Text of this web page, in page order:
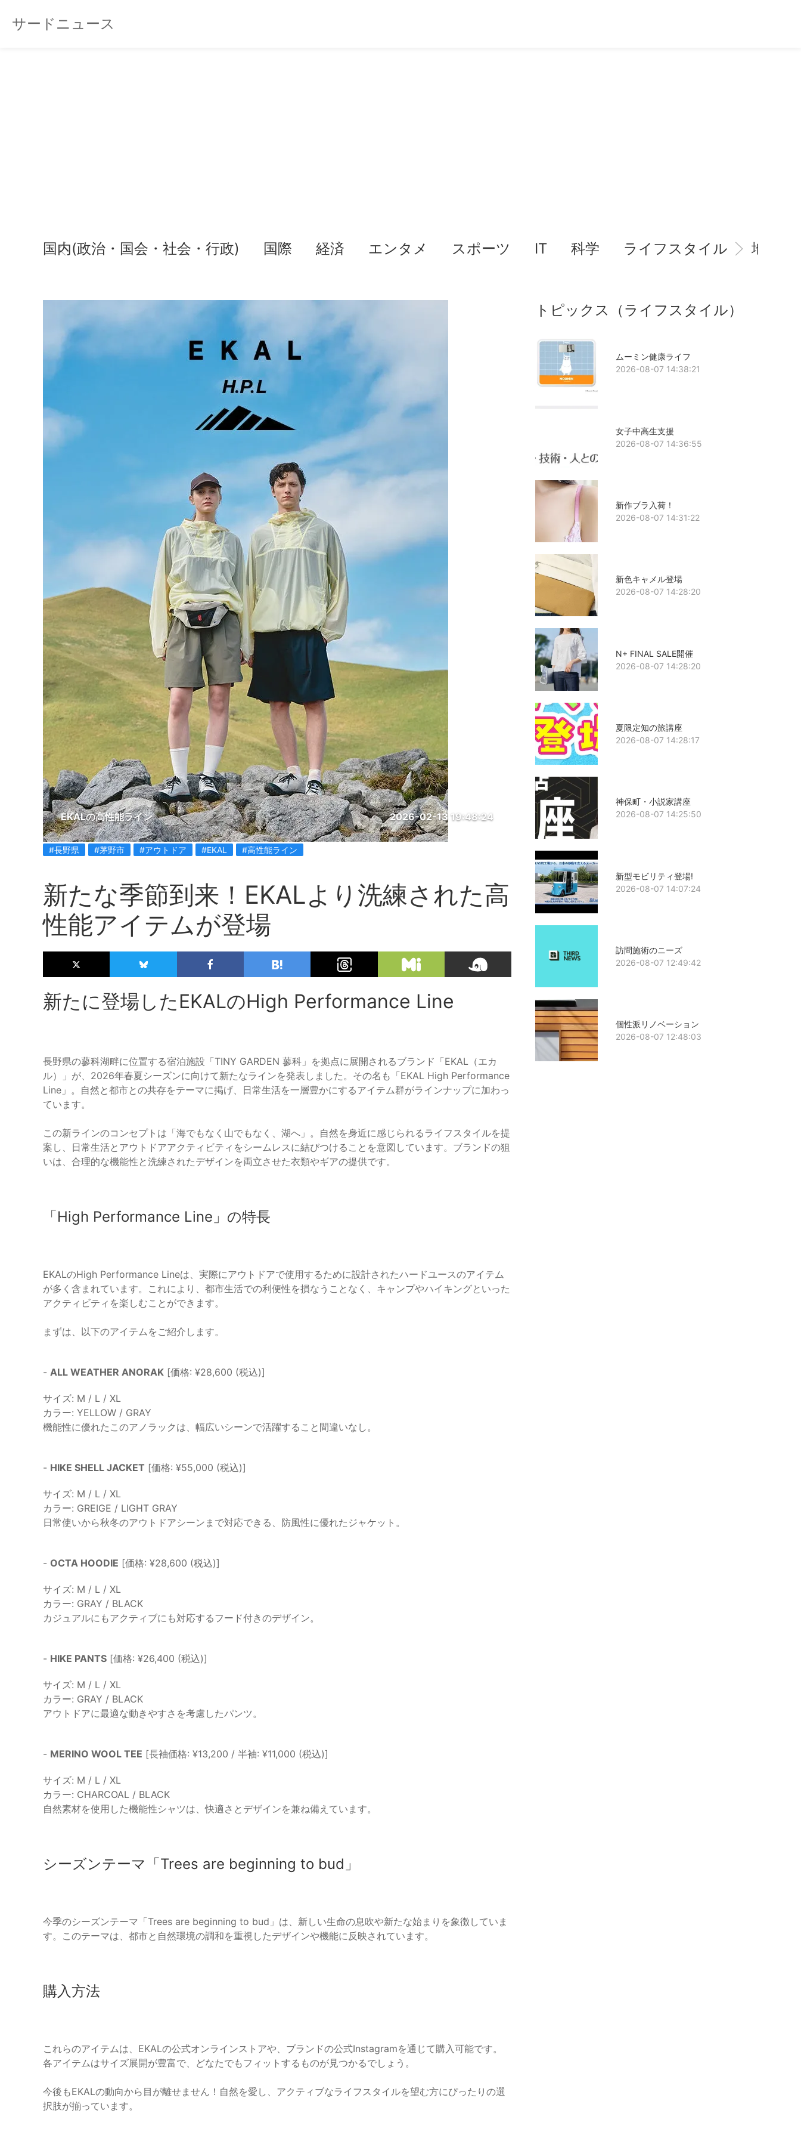
サードニュース
国内(政治・国会・社会・行政) 国際 経済 エンタメ スポーツ IT 科学 ライフスタイル 地域情
EKALの高性能ライン 2026-02-13 19:48:24
#長野県 #茅野市 #アウトドア #EKAL #高性能ライン
新たな季節到来！EKALより洗練された高
性能アイテムが登場
新たに登場したEKALのHigh Performance Line
長野県の蓼科湖畔に位置する宿泊施設「TINY GARDEN 蓼科」を拠点に展開されるブランド「EKAL（エカ
ル）」が、2026年春夏シーズンに向けて新たなラインを発表しました。その名も「EKAL High Performance
Line」。自然と都市との共存をテーマに掲げ、日常生活を一層豊かにするアイテム群がラインナップに加わっ
ています。
この新ラインのコンセプトは「海でもなく山でもなく、湖へ」。自然を身近に感じられるライフスタイルを提
案し、日常生活とアウトドアアクティビティをシームレスに結びつけることを意図しています。ブランドの狙
いは、合理的な機能性と洗練されたデザインを両立させた衣類やギアの提供です。
「High Performance Line」の特長
EKALのHigh Performance Lineは、実際にアウトドアで使用するために設計されたハードユースのアイテム
が多く含まれています。これにより、都市生活での利便性を損なうことなく、キャンプやハイキングといった
アクティビティを楽しむことができます。
まずは、以下のアイテムをご紹介します。
- ALL WEATHER ANORAK [価格: ¥28,600 (税込)]
サイズ: M / L / XL
カラー: YELLOW / GRAY
機能性に優れたこのアノラックは、幅広いシーンで活躍すること間違いなし。
- HIKE SHELL JACKET [価格: ¥55,000 (税込)]
サイズ: M / L / XL
カラー: GREIGE / LIGHT GRAY
日常使いから秋冬のアウトドアシーンまで対応できる、防風性に優れたジャケット。
- OCTA HOODIE [価格: ¥28,600 (税込)]
サイズ: M / L / XL
カラー: GRAY / BLACK
カジュアルにもアクティブにも対応するフード付きのデザイン。
- HIKE PANTS [価格: ¥26,400 (税込)]
サイズ: M / L / XL
カラー: GRAY / BLACK
アウトドアに最適な動きやすさを考慮したパンツ。
- MERINO WOOL TEE [長袖価格: ¥13,200 / 半袖: ¥11,000 (税込)]
サイズ: M / L / XL
カラー: CHARCOAL / BLACK
自然素材を使用した機能性シャツは、快適さとデザインを兼ね備えています。
シーズンテーマ「Trees are beginning to bud」
今季のシーズンテーマ「Trees are beginning to bud」は、新しい生命の息吹や新たな始まりを象徴していま
す。このテーマは、都市と自然環境の調和を重視したデザインや機能に反映されています。
購入方法
これらのアイテムは、EKALの公式オンラインストアや、ブランドの公式Instagramを通じて購入可能です。
各アイテムはサイズ展開が豊富で、どなたでもフィットするものが見つかるでしょう。
今後もEKALの動向から目が離せません！自然を愛し、アクティブなライフスタイルを望む方にぴったりの選
択肢が揃っています。
トピックス（ライフスタイル）
ムーミン健康ライフ
2026-08-07 14:38:21
女子中高生支援
2026-08-07 14:36:55
新作ブラ入荷！
2026-08-07 14:31:22
新色キャメル登場
2026-08-07 14:28:20
N+ FINAL SALE開催
2026-08-07 14:28:20
夏限定知の旅講座
2026-08-07 14:28:17
神保町・小説家講座
2026-08-07 14:25:50
新型モビリティ登場!
2026-08-07 14:07:24
訪問施術のニーズ
2026-08-07 12:49:42
個性派リノベーション
2026-08-07 12:48:03